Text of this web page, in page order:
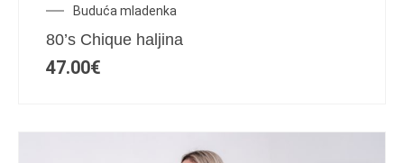
Buduća mladenka
80’s Chique haljina
47.00€